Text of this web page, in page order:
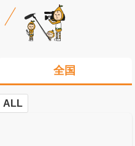
全国
ALL